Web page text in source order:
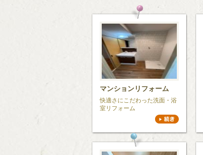
マンションリフォーム
快適さにこだわった洗面・浴
室リフォーム